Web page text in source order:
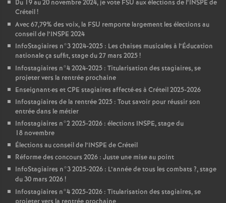
Du 19 au 20 novembre 2024, je vote FSU aux élections de l’INSPE de
Créteil!
Avec 67,79% des voix, la FSU remporte largement les élections au
conseil de l’INSPE 2024
InfoStagiaires n°3 2024-2025 : Les chaises musicales à l’Éducation
nationale ça suffit, stage du 27 mars 2025!
Infostagiaires n°4 2024-2025 : Titularisation des stagiaires, se
projeter vers la rentrée prochaine
Enseignant·es etCPE stagiaires affecté·es à Créteil 2025-2026
Infostagiaires de la rentrée 2025 : Tout savoir pour réussir son
entrée dans le métier
Infostagiaires n°2 2025-2026 : élections INSPE, stage du
18 novembre
Élections au conseil de l’INSPE de Créteil
Réforme des concours 2026 : Juste une mise au point
InfoStagiaires n°3 2025-2026 : L’année de tous les combats ?, stage
du 30 mars 2026!
Infostagiaires n°4 2025-2026 : Titularisation des stagiaires, se